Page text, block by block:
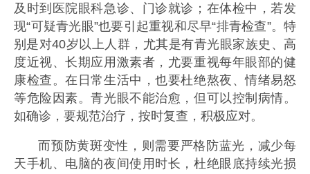
及时到医院眼科急诊、门诊就诊；在体检中，若发
现“可疑青光眼”也要引起重视和尽早“排青检查”。特
别是对40岁以上人群，尤其是有青光眼家族史、高
度近视、长期应用激素者，尤要重视每年眼部的健
康检查。在日常生活中，也要杜绝熬夜、情绪易怒
等危险因素。青光眼不能治愈，但可以控制病情。
如确诊，要规范治疗，按时复查，积极应对。
而预防黄斑变性，则需要严格防蓝光，减少每
天手机、电脑的夜间使用时长，杜绝眼底持续光损